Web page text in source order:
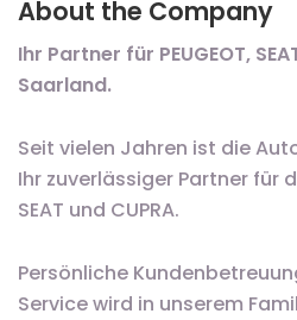
About the Company
Ihr Partner für PEUGEOT,
Saarland.
Seit vielen Jahren ist die
Ihr zuverlässiger Partner für
SEAT und CUPRA.
Persönliche
Service wird in unserem